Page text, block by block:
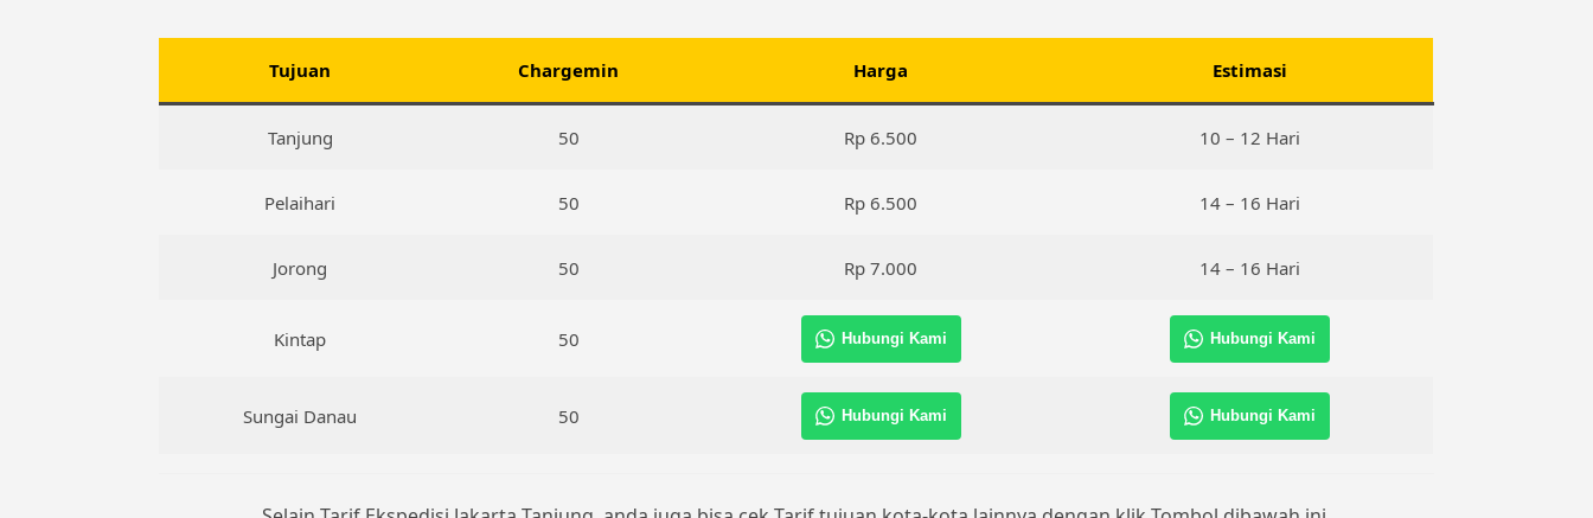
Tujuan Chargemin Harga Estimasi
Tanjung 50 Rp 6.500 10 – 12 Hari
Pelaihari 50 Rp 6.500 14 – 16 Hari
Jorong 50 Rp 7.000 14 – 16 Hari
Kintap 50 Hubungi Kami Hubungi Kami
Sungai Danau 50 Hubungi Kami Hubungi Kami